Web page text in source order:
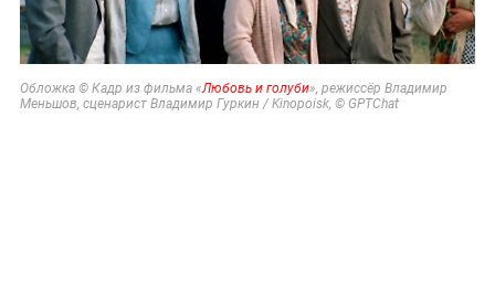
Обложка © Кадр из фильма «Любовь и голуби», режиссёр Владимир
Меньшов, сценарист Владимир Гуркин / Kinopoisk, © GPTChat